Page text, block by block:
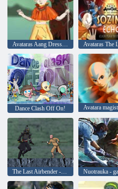
Avataras Aang DressUp
Dance Clash Off On!
The Last Airbender - Gamtos Kovos